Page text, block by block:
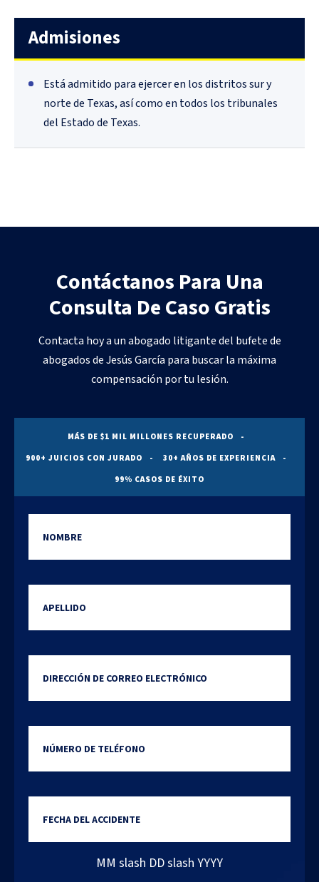
Admisiones
Está admitido para ejercer en los distritos sur y
norte de Texas, así como en todos los tribunales
del Estado de Texas.
Contáctanos Para Una
Consulta De Caso Gratis
Contacta hoy a un abogado litigante del bufete de
abogados de Jesús García para buscar la máxima
compensación por tu lesión.
MÁS DE $1 MIL MILLONES RECUPERADO
900+ JUICIOS CON JURADO
30+ AÑOS DE EXPERIENCIA
99% CASOS DE ÉXITO
MM slash DD slash YYYY